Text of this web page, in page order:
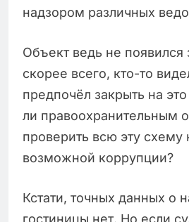
надзором различных
Объект ведь не
скорее всего, кто-то
предпочёл закрыть на
ли правоохранительным
проверить всю эту схему
возможной коррупции?
Кстати, точных данных о
гостиницы нет. Но если